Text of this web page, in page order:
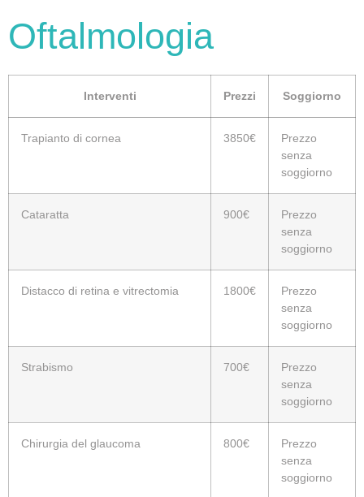
Oftalmologia
Interventi Prezzi Soggiorno
Trapianto di cornea 3850€
Prezzo
senza
soggiorno
Cataratta 900€
Prezzo
senza
soggiorno
Distacco di retina e vitrectomia 1800€
Prezzo
senza
soggiorno
Strabismo 700€
Prezzo
senza
soggiorno
Chirurgia del glaucoma 800€
Prezzo
senza
soggiorno